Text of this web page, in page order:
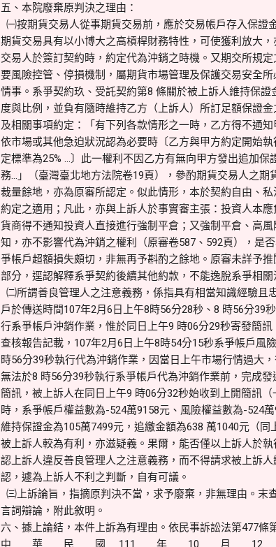
五、本院廢棄原判決之理由：
㈠按期貨交易人從事期貨交易前，應於交易帳戶存入保證
期貨交易具有以小博大之高槓桿財務特性，可使獲利放大
交易人於簽訂契約時，約定代為沖銷之時機。又期交所規
要風險控管、停損機制，屬期貨市場管理及保護交易安全
情事。系爭契約玖、受託契約第8 條關於被上訴人維持保
度與比例，並負有隨時維持乙方（上訴人）所訂足額保證
及相關事項約定：「有下列各款情形之一時，乙方得不通
依市場或其他急迫狀況認為必要時〔乙方與甲方約定開始
定標準為25% …〕此一權利不因乙方有無向甲方發出追加
務…」（臺灣臺北地方法院卷19頁），參酌期貨交易人之
裁量餘地，亦為原審所認定。似此情形，本於契約自由、
約定之適用；凡此，亦與上訴人於事實審主張：投資人本
貨商得不通知投資人直接進行強制平倉；又強制平倉、高
知，亦不影響代為沖銷之權利（原審卷587、592頁），是
爭帳戶超額損失頗切，非無再予斟酌之餘地。原審未詳予
部分，逕認解釋系爭契約後續其他約款，不能逸脫系爭相
㈡所謂善良管理人之注意義務，係指具有相當知識經驗
戶於傳送時間107年2月6日上午8時56分28秒、8 時56分39
行系爭帳戶沖銷作業，惟於同日上午9 時06分29秒寄發簡
查核報告記載，107年2月6日上午8時54分15秒系爭帳戶風
時56分39秒執行代為沖銷作業，因當日上午市場行情過大
無法於8 時56分39秒執行系爭帳戶代為沖銷作業前，完成
簡訊，被上訴人在同日上午9 時06分32秒始收到上開簡訊
時，系爭帳戶權益數為-524萬9158元、風險權益數為-524
維持保證金為105萬7499元，追繳金額為638 萬1040元（
被上訴人較為有利，亦滋疑義。果爾，能否僅以上訴人於
認上訴人違反善良管理人之注意義務，而不得請求被上訴
認，遽為上訴人不利之判斷，自有可議。
㈢上訴論旨，指摘原判決不當，求予廢棄，非無理由。
言詞辯論，附此敘明。
六、據上論結，本件上訴為有理由。依民事訴訟法第477條
中 華 民 國 111 年 10 月 12